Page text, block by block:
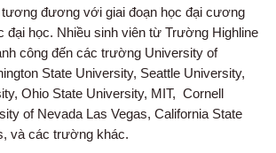
đương với giai đoạn học đại cương
đại học. Nhiều sinh viên từ Trường Highline
công đến các trường University of
State University, Seattle University,
Ohio State University, MIT, Cornell
of Nevada Las Vegas, California State
và các trường khác.